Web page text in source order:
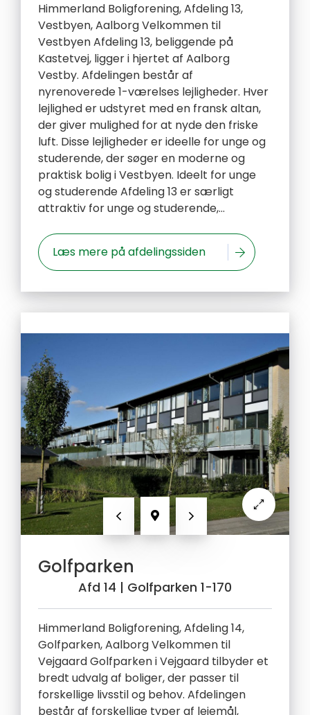
Himmerland Boligforening, Afdeling 13,
Vestbyen, Aalborg Velkommen til
Vestbyen Afdeling 13, beliggende på
Kastetvej, ligger i hjertet af Aalborg
Vestby. Afdelingen består af
nyrenoverede 1-værelses lejligheder. Hver
lejlighed er udstyret med en fransk altan,
der giver mulighed for at nyde den friske
luft. Disse lejligheder er ideelle for unge og
studerende, der søger en moderne og
praktisk bolig i Vestbyen. Ideelt for unge
og studerende Afdeling 13 er særligt
attraktiv for unge og studerende,...
Læs mere på afdelingssiden
Forrige Næste
Golfparken
Afd 14 | Golfparken 1-170
Himmerland Boligforening, Afdeling 14,
Golfparken, Aalborg Velkommen til
Vejgaard Golfparken i Vejgaard tilbyder et
bredt udvalg af boliger, der passer til
forskellige livsstil og behov. Afdelingen
består af forskellige typer af lejemål,